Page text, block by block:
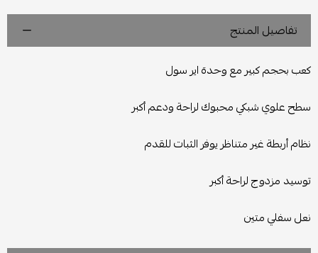
تفاصيل المنتج
كعب بحجم كبير مع وحدة اير سول
سطح علوي شبكي محبوك لراحة ودعم أكبر
نظام أربطة غير متناظر يوفر الثبات للقدم
توسيد مزدوج لراحة أكبر
نعل سفلي متين